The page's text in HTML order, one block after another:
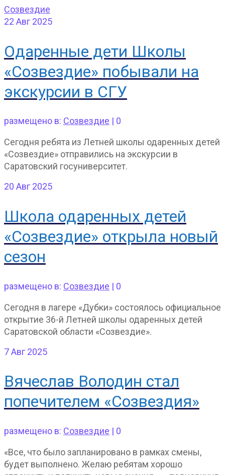
Созвездие
22 Авг 2025
Одаренные дети Школы
«Созвездие» побывали на
экскурсии в СГУ
размещено в: Созвездие | 0
Сегодня ребята из Летней школы одаренных детей
«Созвездие» отправились на экскурсии в
Саратовский госуниверситет.
20 Авг 2025
Школа одаренных детей
«Созвездие» открыла новый
сезон
размещено в: Созвездие | 0
Сегодня в лагере «Дубки» состоялось официальное
открытие 36-й Летней школы одаренных детей
Саратовской области «Созвездие».
7Авг 2025
Вячеслав Володин стал
попечителем «Созвездия»
размещено в: Созвездие | 0
«Все, что было запланировано в рамках смены,
будет выполнено. Желаю ребятам хорошо